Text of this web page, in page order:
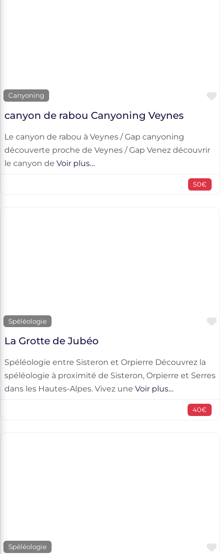
Canyoning
canyon de rabou Canyoning Veynes
Le canyon de rabou à Veynes / Gap canyoning
découverte proche de Veynes / Gap Venez découvrir
le canyon de Voir plus…
50€
Spéléologie
La Grotte de Jubéo
Spéléologie entre Sisteron et Orpierre Découvrez la
spéléologie à proximité de Sisteron, Orpierre et Serres
dans les Hautes-Alpes. Vivez une Voir plus…
40€
Spéléologie